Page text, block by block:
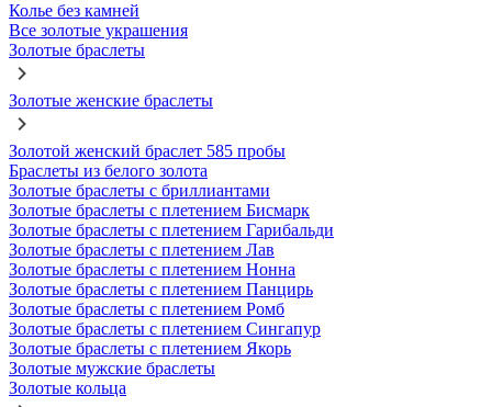
Колье без камней
Все золотые украшения
Золотые браслеты
Золотые женские браслеты
Золотой женский браслет 585 пробы
Браслеты из белого золота
Золотые браслеты с бриллиантами
Золотые браслеты с плетением Бисмарк
Золотые браслеты с плетением Гарибальди
Золотые браслеты с плетением Лав
Золотые браслеты с плетением Нонна
Золотые браслеты с плетением Панцирь
Золотые браслеты с плетением Ромб
Золотые браслеты с плетением Сингапур
Золотые браслеты с плетением Якорь
Золотые мужские браслеты
Золотые кольца